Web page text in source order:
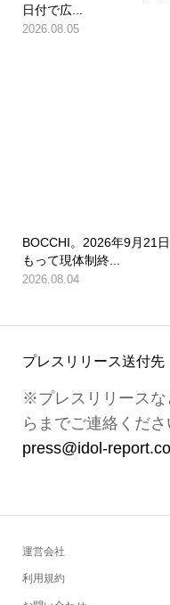
日付で広...
2026.08.05
BOCCHI。2026年9月21
もって現体制終...
2026.08.04
プレスリリース送付先
※プレスリリースな
らまでご連絡くださ
press@idol-
運営会社
利用規約